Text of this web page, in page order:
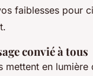
faiblesses pour
convié à tous
mettent en lumière